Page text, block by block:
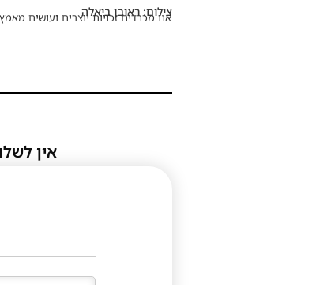
צילום: ראובן ביאלה
אנו מכבדים זכויות יוצרים ועושים
אין